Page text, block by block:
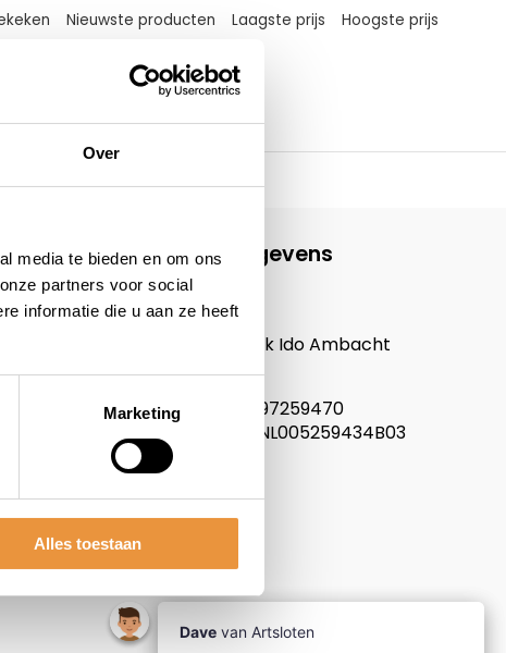
Over
media te bieden en om ons
partners voor social
informatie die u aan ze heeft
Marketing
Alles toestaan
Nieuwste producten Laagste prijs Hoogste prijs
Contactgegevens
ARTsloten.nl
Noordeinde 114
3341LW, Hendrik Ido Ambacht
Nederland
KVK nummer: 97259470
Btw nummer: NL005259434B03